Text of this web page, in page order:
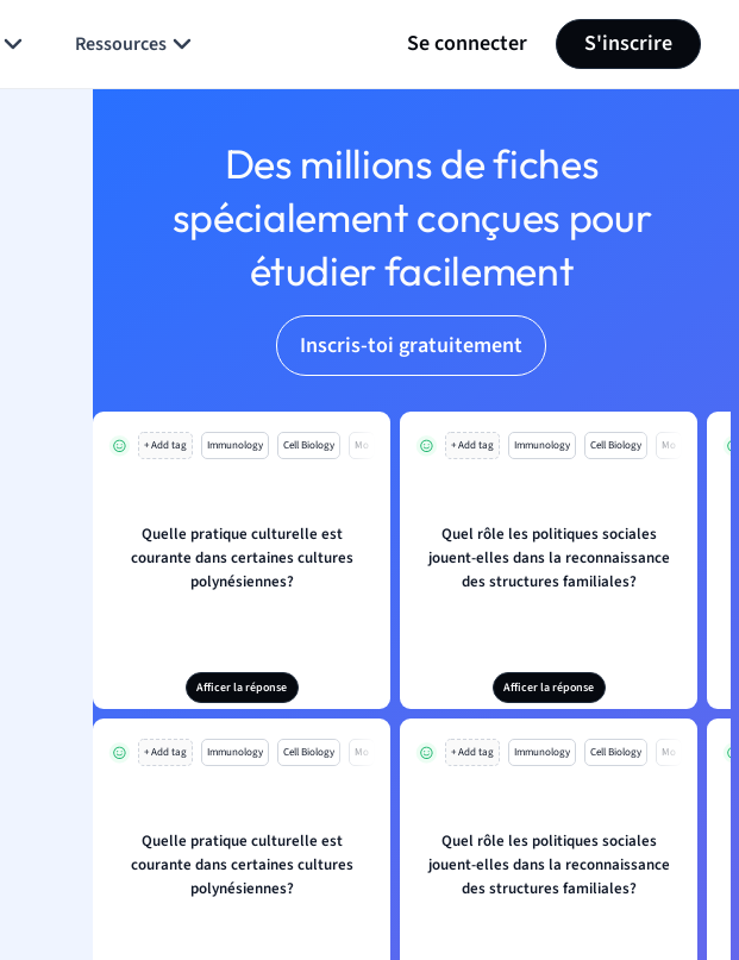
Ressources Se connecter S'inscrire
Des millions de fiches
spécialement conçues pour
étudier facilement
Inscris-toi gratuitement
+ Add tag Immunology Cell Biology Mo
Quelle pratique culturelle est
courante dans certaines cultures
polynésiennes?
Afficer la réponse
+ Add tag Immunology Cell Biology Mo
Quel rôle les politiques sociales
jouent-elles dans la reconnaissance
des structures familiales?
Afficer la réponse
+ Add tag Immunology Cell Biology Mo
Quelle pratique culturelle est
courante dans certaines cultures
polynésiennes?
+ Add tag Immunology Cell Biology Mo
Quel rôle les politiques sociales
jouent-elles dans la reconnaissance
des structures familiales?